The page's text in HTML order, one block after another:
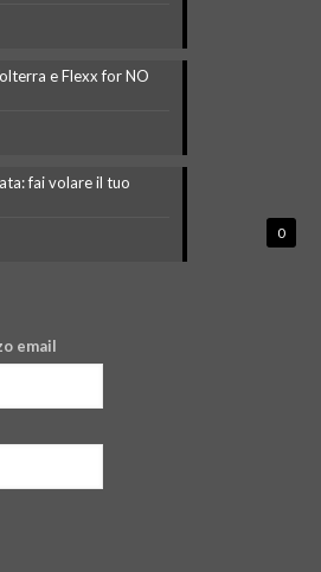
e Flexx for NO
0
fai volare il tuo
email